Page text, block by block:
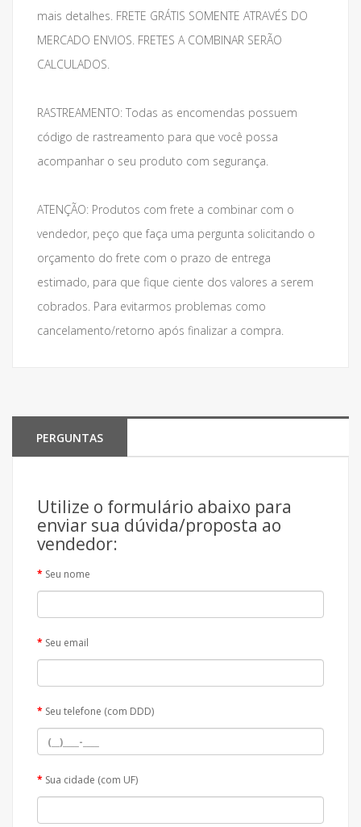
mais detalhes. FRETE GRÁTIS SOMENTE ATRAVÉS DO
MERCADO ENVIOS. FRETES A COMBINAR SERÃO
CALCULADOS.
RASTREAMENTO: Todas as encomendas possuem
código de rastreamento para que você possa
acompanhar o seu produto com segurança.
ATENÇÃO: Produtos com frete a combinar com o
vendedor, peço que faça uma pergunta solicitando o
orçamento do frete com o prazo de entrega
estimado, para que fique ciente dos valores a serem
cobrados. Para evitarmos problemas como
cancelamento/retorno após finalizar a compra.
PERGUNTAS
Utilize o formulário abaixo para
enviar sua dúvida/proposta ao
vendedor:
Seu nome
Seu email
Seu telefone (com DDD)
Sua cidade (com UF)